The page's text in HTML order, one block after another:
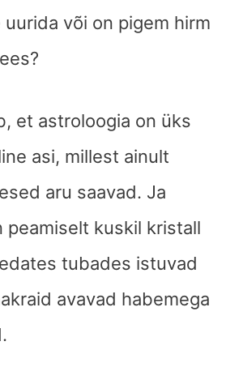
uurida või on pigem hirm
et astroloogia on üks
asi, millest ainult
aru saavad. Ja
peamiselt kuskil kristall
tubades istuvad
avavad habemega